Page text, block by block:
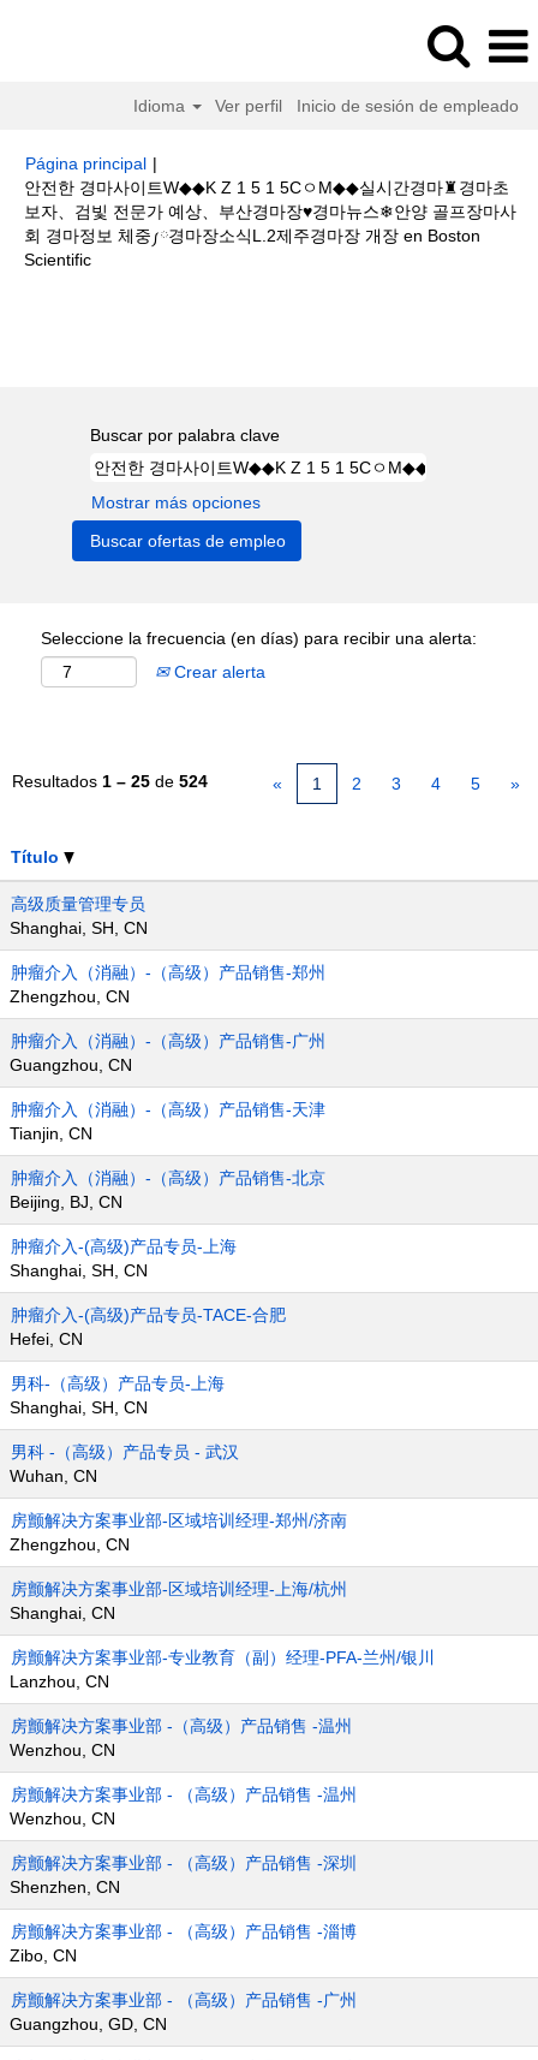
Idioma Ver perfil Inicio de sesión de empleado
Página principal |
안전한 경마사이트W◆◆K Z 1 5 1 5CㅇM◆◆실시간경마♜경마초
보자、검빛 전문가 예상、부산경마장♥경마뉴스❄안양 골프장마사
회 경마정보 체중༿경마장소식L.2제주경마장 개장 en Boston
Scientific(página
Buscar por palabra clave
Mostrar más opciones
Seleccione la frecuencia (en días) para recibir una alerta:
Crear alerta
Resultados 1 – 25 de 524 « 1 2 3 4 5 »
Título
高级质量管理专员
Shanghai, SH, CN
肿瘤介入（消融）-（高级）产品销售-郑州
Zhengzhou, CN
肿瘤介入（消融）-（高级）产品销售-广州
Guangzhou, CN
肿瘤介入（消融）-（高级）产品销售-天津
Tianjin, CN
肿瘤介入（消融）-（高级）产品销售-北京
Beijing, BJ, CN
肿瘤介入-(高级)产品专员-上海
Shanghai, SH, CN
肿瘤介入-(高级)产品专员-TACE-合肥
Hefei, CN
男科-（高级）产品专员-上海
Shanghai, SH, CN
男科 -（高级）产品专员 - 武汉
Wuhan, CN
房颤解决方案事业部-区域培训经理-郑州/济南
Zhengzhou, CN
房颤解决方案事业部-区域培训经理-上海/杭州
Shanghai, CN
房颤解决方案事业部-专业教育（副）经理-PFA-兰州/银川
Lanzhou, CN
房颤解决方案事业部 -（高级）产品销售 -温州
Wenzhou, CN
房颤解决方案事业部 - （高级）产品销售 -温州
Wenzhou, CN
房颤解决方案事业部 - （高级）产品销售 -深圳
Shenzhen, CN
房颤解决方案事业部 - （高级）产品销售 -淄博
Zibo, CN
房颤解决方案事业部 - （高级）产品销售 -广州
Guangzhou, GD, CN